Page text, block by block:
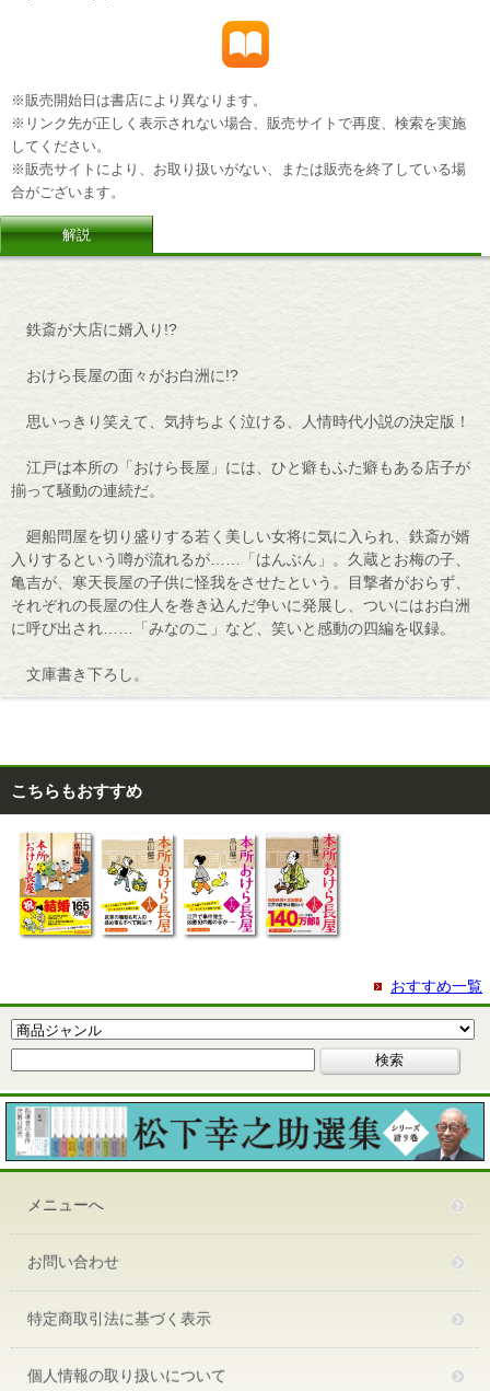
※販売開始日は書店により異なります。
※リンク先が正しく表示されない場合、販売サイトで再度、検索を実施
してください。
※販売サイトにより、お取り扱いがない、または販売を終了している場
合がございます。
解説
鉄斎が大店に婿入り!?
おけら長屋の面々がお白洲に!?
思いっきり笑えて、気持ちよく泣ける、人情時代小説の決定版！
江戸は本所の「おけら長屋」には、ひと癖もふた癖もある店子が
揃って騒動の連続だ。
廻船問屋を切り盛りする若く美しい女将に気に入られ、鉄斎が婿
入りするという噂が流れるが……「はんぶん」。久蔵とお梅の子、
亀吉が、寒天長屋の子供に怪我をさせたという。目撃者がおらず、
それぞれの長屋の住人を巻き込んだ争いに発展し、ついにはお白洲
に呼び出され……「みなのこ」など、笑いと感動の四編を収録。
文庫書き下ろし。
こちらもおすすめ
おすすめ一覧
メニューへ
お問い合わせ
特定商取引法に基づく表示
個人情報の取り扱いについて